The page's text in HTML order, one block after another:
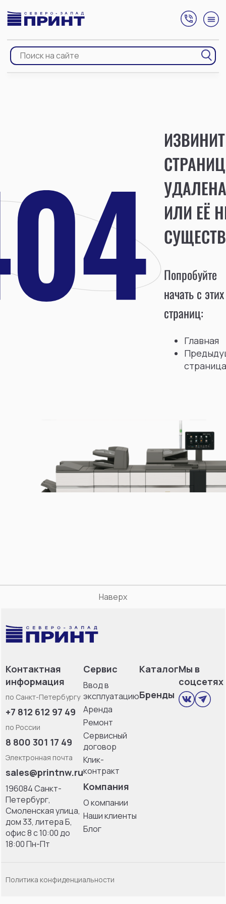
УДАЛЕНА
ИЛИ ЕЁ
Попробуйте
начать с этих
страниц:
Главная
страница
Наверх
Контактная
информация
по Санкт-Петербургу
+7 812 612 97 49
по России
8 800 301 17 49
Электронная почта
sales@printnw.ru
196084 Санкт-
Петербург,
Смоленская улица,
дом 33, литерa Б,
офис 8 с 10:00 до
18:00 Пн-Пт
Сервис
Ввод в
эксплуатацию
Аренда
Ремонт
Сервисный
договор
Клик-
контракт
Компания
О компании
Наши клиенты
Блог
Каталог
Бренды
Мы в
соцсетях
Политика конфиденциальности